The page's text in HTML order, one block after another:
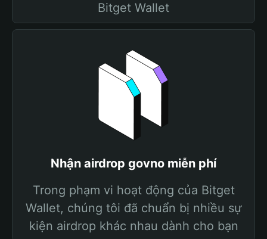
Bitget Wallet
Nhận airdrop govno miễn phí
Trong phạm vi hoạt động của Bitget
Wallet, chúng tôi đã chuẩn bị nhiều sự
kiện airdrop khác nhau dành cho bạn